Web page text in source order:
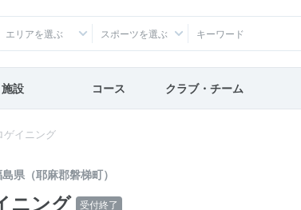
エリアを選ぶ スポーツを選ぶ
施設 コース クラブ・チーム
ゲイニング
県（耶麻郡磐梯町）
ニング 受付終了